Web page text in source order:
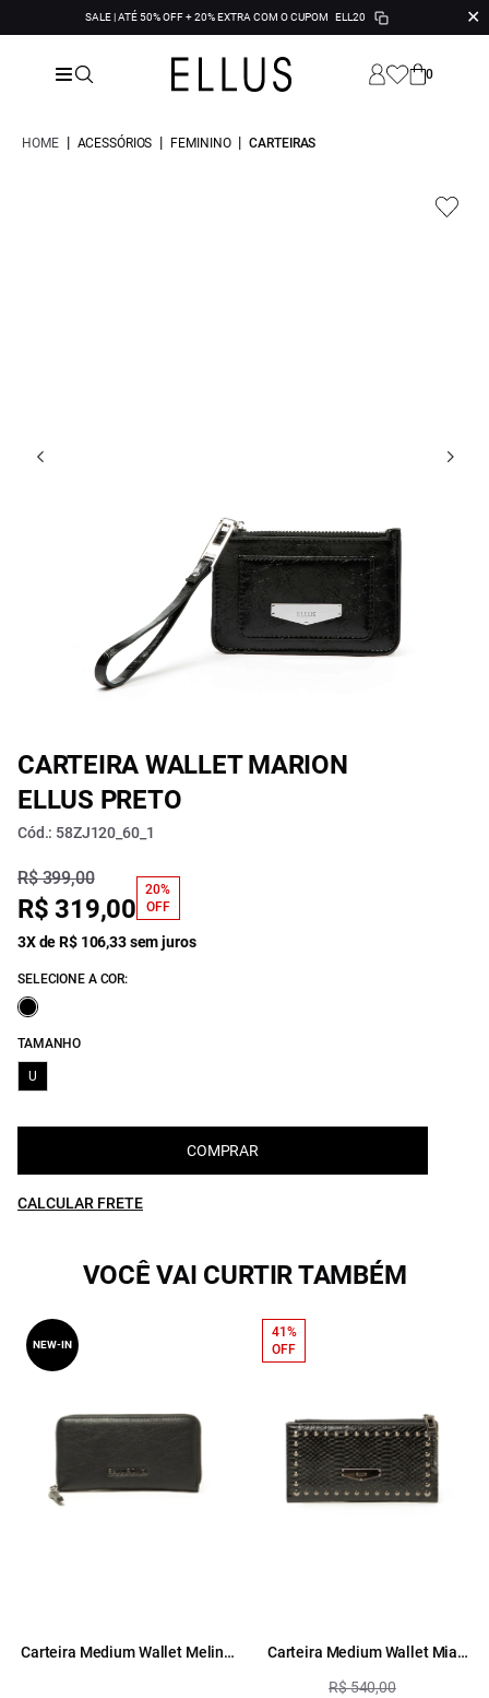
SALE | ATÉ 50% OFF + 20% EXTRA COM O CUPOM ELL20 ✕
0
HOME | ACESSÓRIOS | FEMININO | CARTEIRAS
CARTEIRA WALLET MARION
ELLUS PRETO
Cód.: 58ZJ120_60_1
R$ 399,00
R$ 319,00
20%
OFF
3X de R$ 106,33 sem juros
SELECIONE A COR:
TAMANHO
U
COMPRAR
CALCULAR FRETE
VOCÊ VAI CURTIR TAMBÉM
Carteira Medium Wallet Melina
NEW-IN
Carteira Medium Wallet Mia
R$ 540,00
41%
OFF